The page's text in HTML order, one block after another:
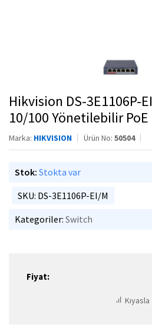
Hikvision DS-3E1106P-
10/100 Yönetilebilir
Marka: HIKVISION Ürün No: 50504
Stok: Stokta var
SKU: DS-3E1106P-EI/M
Kategoriler: Switch
Fiyat:
Kıyasla